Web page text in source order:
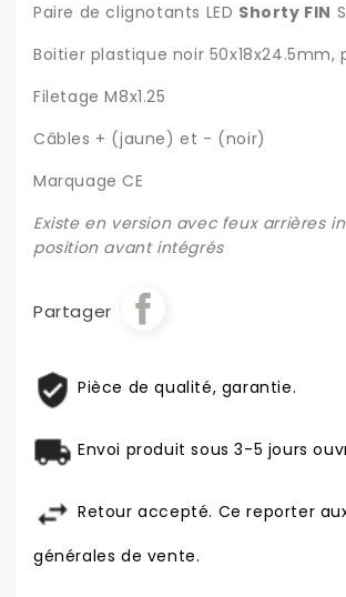
Paire de clignotants LED Shorty FIN
Boitier plastique noir 50x18x24.5mm,
Filetage M8x1.25
Câbles + (jaune) et - (noir)
Marquage CE
Existe en version avec feux arrières
position avant intégrés
Partager
Pièce de qualité, garantie.
Envoi produit sous 3-5 jours
Retour accepté. Ce reporter
générales de vente.